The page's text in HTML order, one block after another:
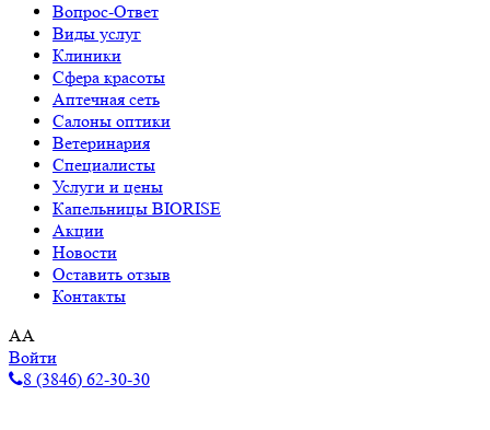
Вопрос-Ответ
Виды услуг
Клиники
Сфера красоты
Аптечная сеть
Салоны оптики
Ветеринария
Специалисты
Услуги и цены
Капельницы BIORISE
Акции
Новости
Оставить отзыв
Контакты
AA
Войти
8 (3846) 62-30-30